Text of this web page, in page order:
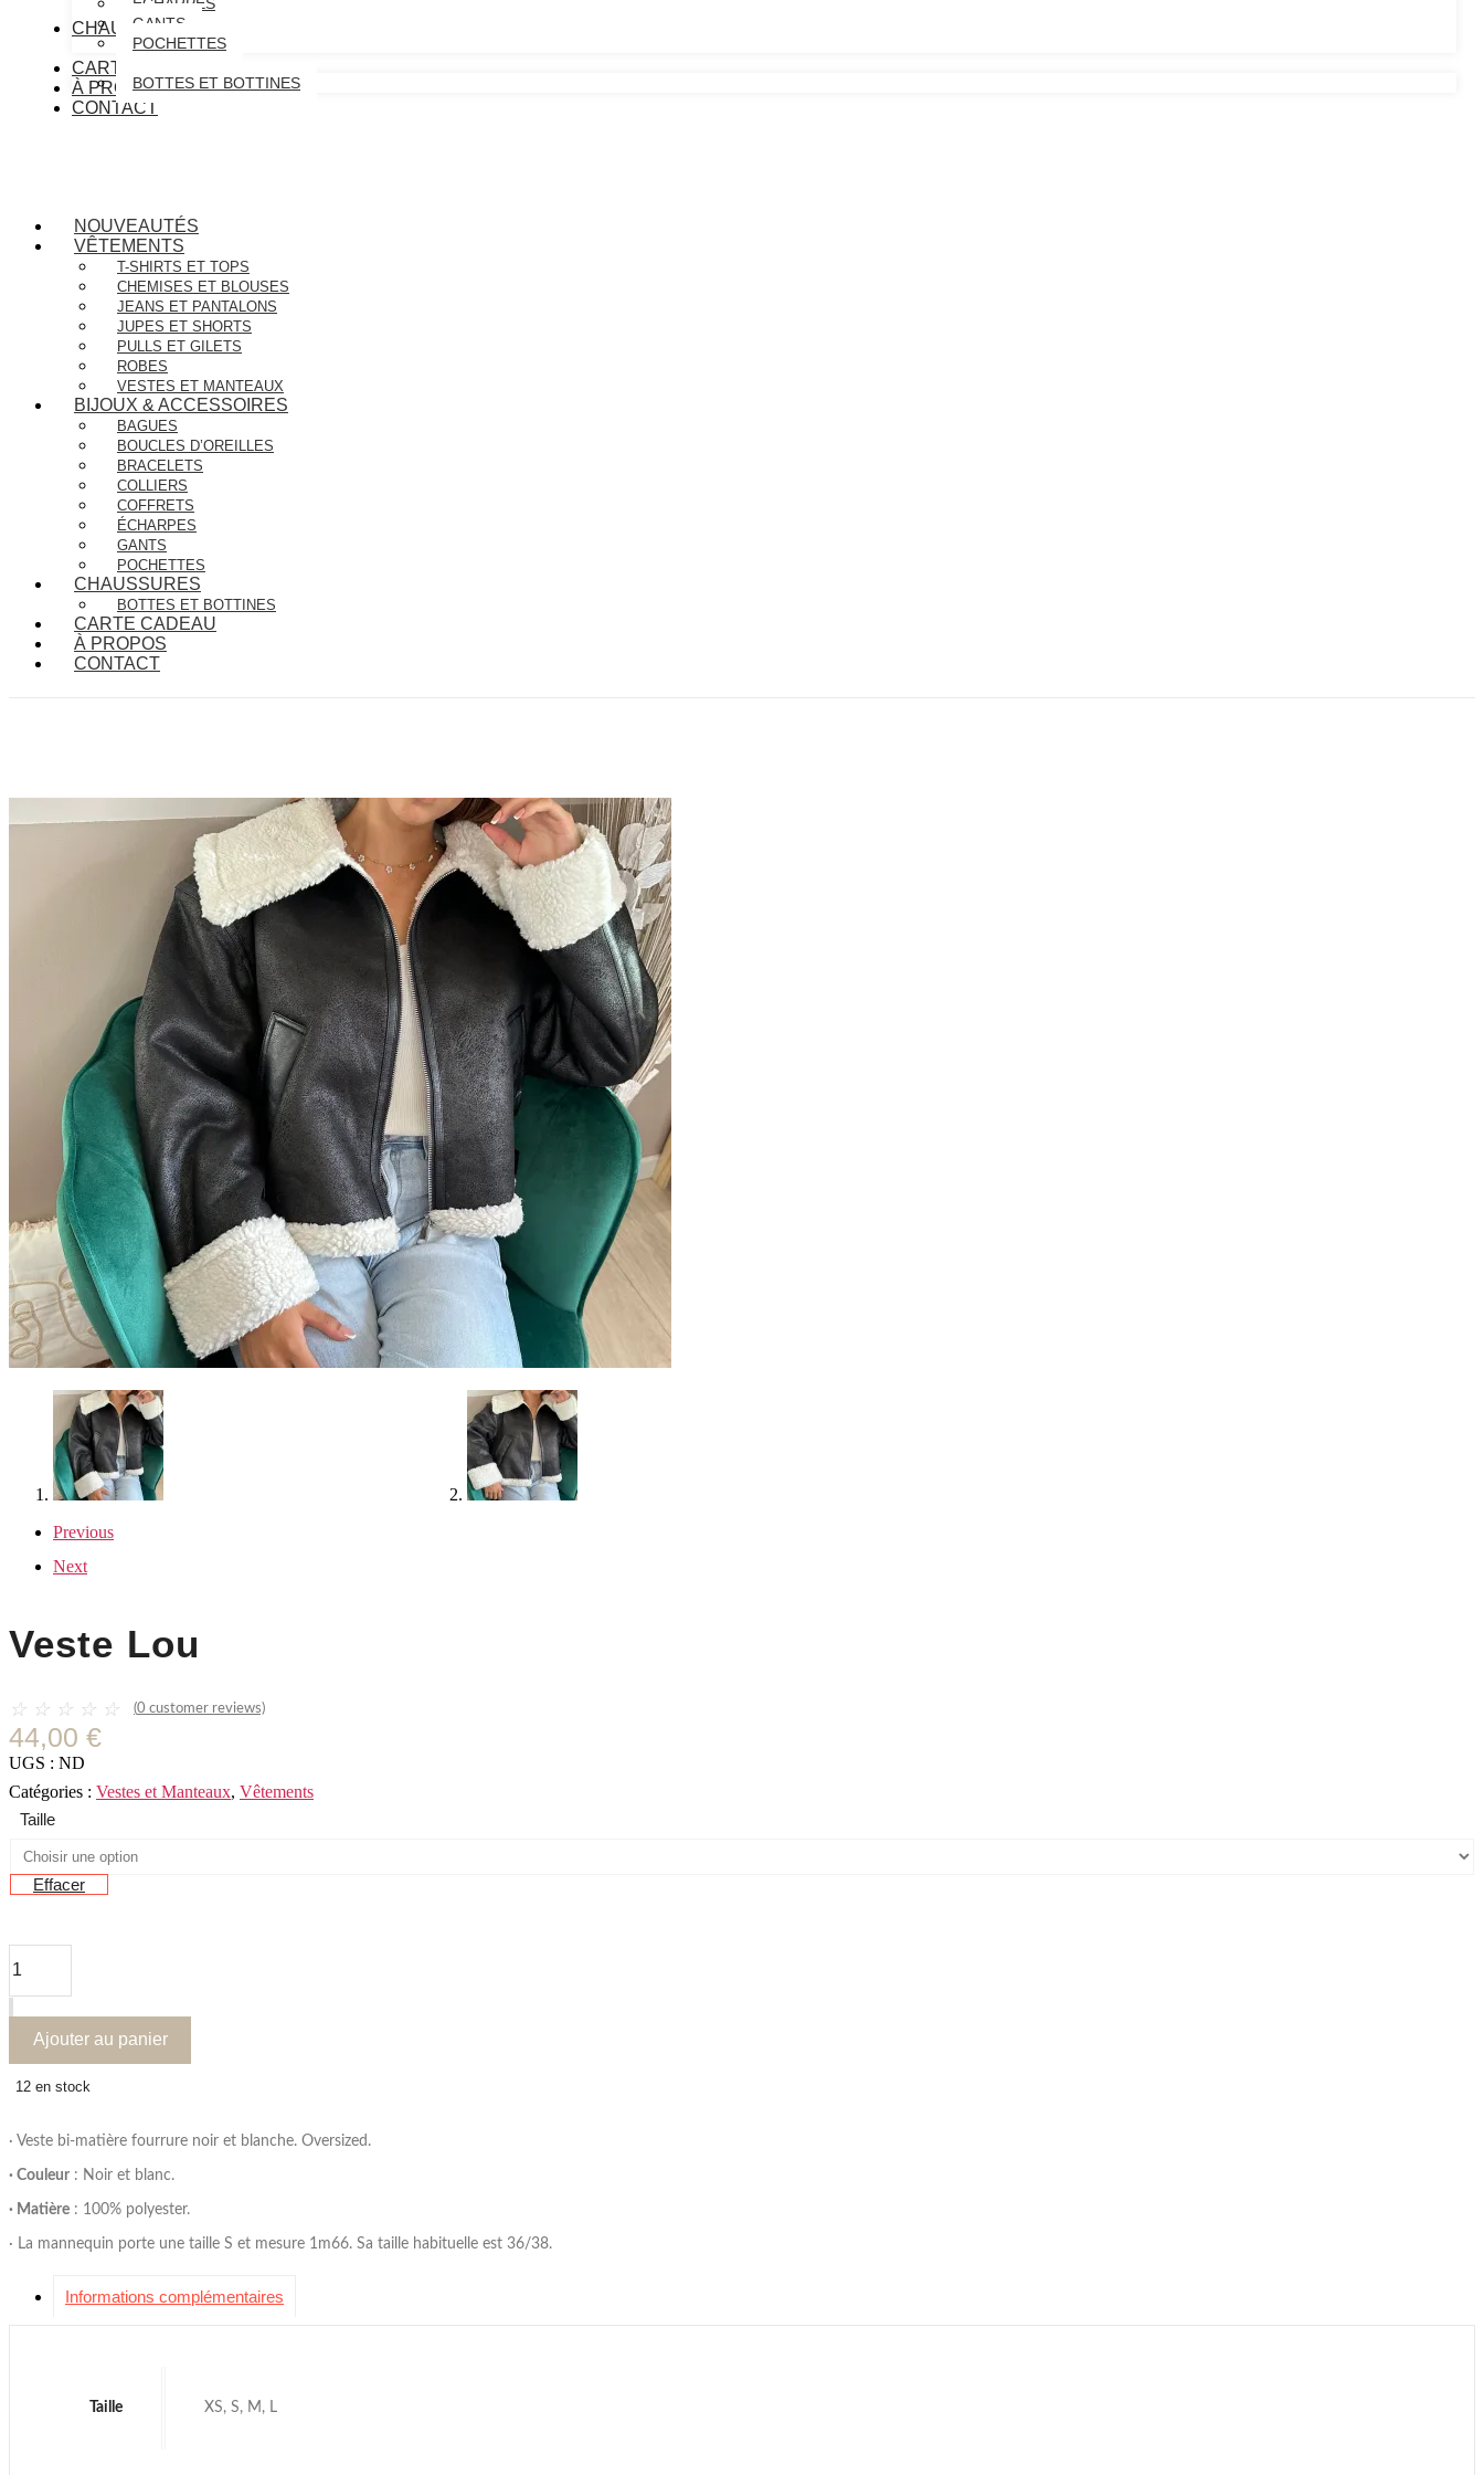
GANTS
POCHETTES
CHAUSSURES
BOTTES ET BOTTINES
CARTE CADEAU
À PROPOS
CONTACT
NOUVEAUTÉS
VÊTEMENTS
T-SHIRTS ET TOPS
CHEMISES ET BLOUSES
JEANS ET PANTALONS
JUPES ET SHORTS
PULLS ET GILETS
ROBES
VESTES ET MANTEAUX
BIJOUX & ACCESSOIRES
BAGUES
BOUCLES D’OREILLES
BRACELETS
COLLIERS
COFFRETS
ÉCHARPES
GANTS
POCHETTES
CHAUSSURES
BOTTES ET BOTTINES
CARTE CADEAU
À PROPOS
CONTACT
Previous
Next
Veste Lou
☆ ☆ ☆ ☆ ☆ (0 customer reviews)
44,00 €
UGS : ND
Catégories : Vestes et Manteaux, Vêtements
Taille
Effacer
de
Veste
Lou
Ajouter au panier
12 en stock
· Veste bi-matière fourrure noir et blanche. Oversized.
· Couleur : Noir et blanc.
· Matière : 100% polyester.
· La mannequin porte une taille S et mesure 1m66. Sa taille habituelle est 36/38.
Informations complémentaires
Taille XS, S, M, L